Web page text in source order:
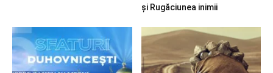
și Rugăciunea inimii